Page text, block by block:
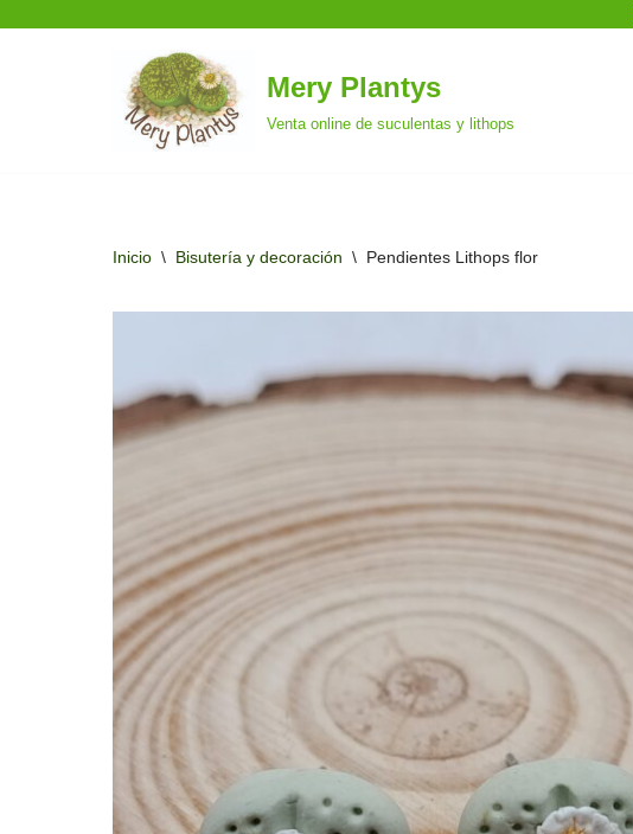
Mery Plantys
Venta online de suculentas y lithops
Inicio \ Bisutería y decoración \ Pendientes Lithops flor